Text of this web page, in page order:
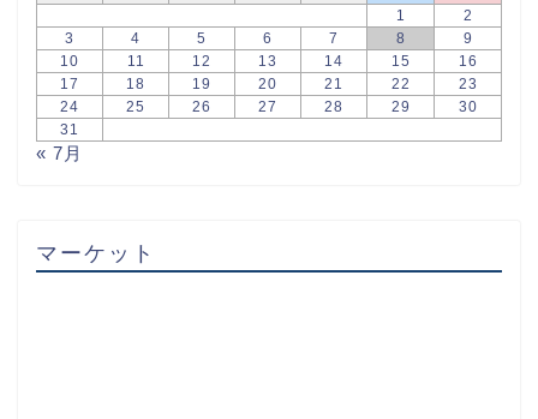
1
2
3
4 5 6 7 8
9
10
11 12 13 14 15
16
17
18 19 20 21 22
23
24
25 26 27 28 29
30
31
« 7月
マーケット